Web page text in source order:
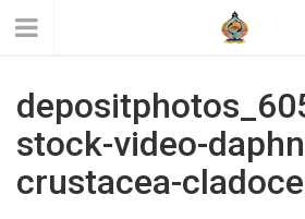
stock-video-
crustacea-